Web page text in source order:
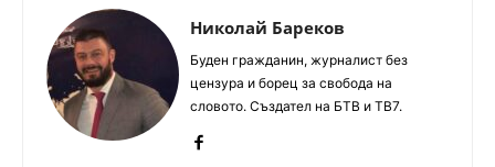
Николай Бареков
Буден гражданин, журналист без
цензура и борец за свобода на
словото. Създател на БТВ и ТВ7.